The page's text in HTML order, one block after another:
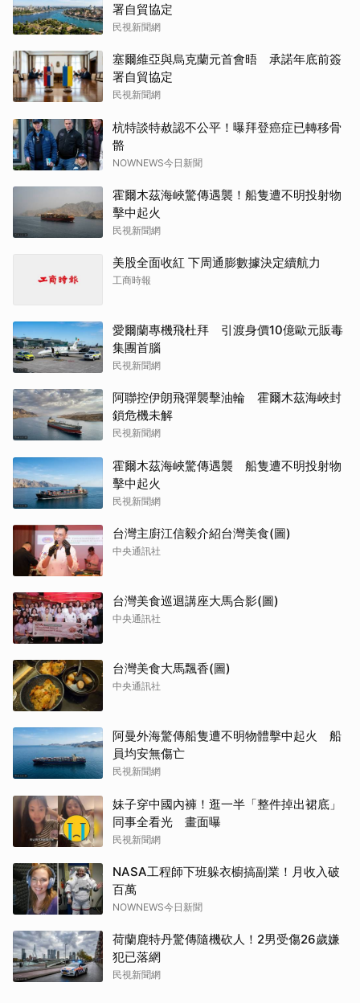
署自貿協定
民視新聞網
塞爾維亞與烏克蘭元首會晤 承諾年底前簽
署自貿協定
民視新聞網
杭特談特赦認不公平！曝拜登癌症已轉移骨
骼
NOWNEWS今日新聞
霍爾木茲海峽驚傳遇襲！船隻遭不明投射物
擊中起火
民視新聞網
美股全面收紅 下周通膨數據決定續航力
工商時報
愛爾蘭專機飛杜拜 引渡身價10億歐元販毒
集團首腦
民視新聞網
阿聯控伊朗飛彈襲擊油輪 霍爾木茲海峽封
鎖危機未解
民視新聞網
霍爾木茲海峽驚傳遇襲 船隻遭不明投射物
擊中起火
民視新聞網
台灣主廚江信毅介紹台灣美食(圖)
中央通訊社
台灣美食巡迴講座大馬合影(圖)
中央通訊社
台灣美食大馬飄香(圖)
中央通訊社
阿曼外海驚傳船隻遭不明物體擊中起火 船
員均安無傷亡
民視新聞網
妹子穿中國內褲！逛一半「整件掉出裙底」
同事全看光 畫面曝
民視新聞網
NASA工程師下班躲衣櫥搞副業！月收入破
百萬
NOWNEWS今日新聞
荷蘭鹿特丹驚傳隨機砍人！2男受傷26歲嫌
犯已落網
民視新聞網